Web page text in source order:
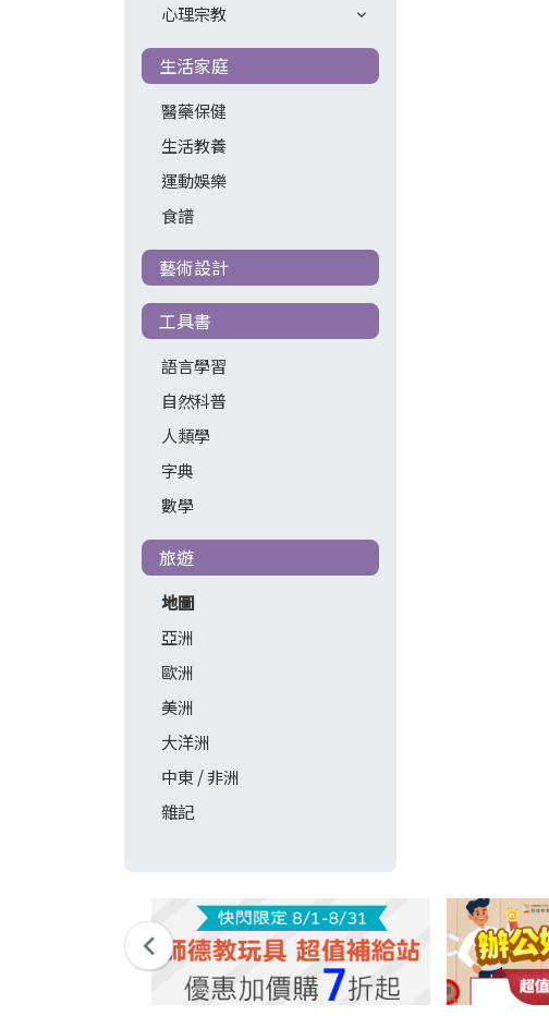
心理宗教
生活家庭
醫藥保健
生活教養
運動娛樂
食譜
藝術設計
工具書
語言學習
自然科普
人類學
字典
數學
旅遊
地圖
亞洲
歐洲
美洲
大洋洲
中東 / 非洲
雜記